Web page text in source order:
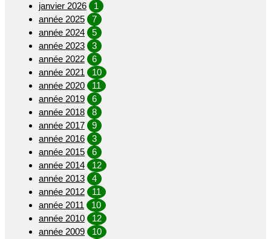
janvier 2026
1
année 2025
7
année 2024
5
année 2023
3
année 2022
6
année 2021
10
année 2020
11
année 2019
6
année 2018
8
année 2017
9
année 2016
3
année 2015
6
année 2014
12
année 2013
4
année 2012
11
année 2011
10
année 2010
12
année 2009
10